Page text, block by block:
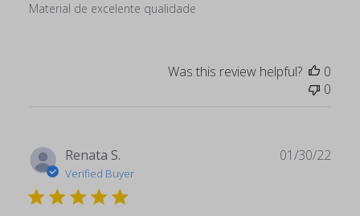
Material de excelente qualidade
Was this review helpful?
0
0
Renata S.
Verified Buyer
01/30/22